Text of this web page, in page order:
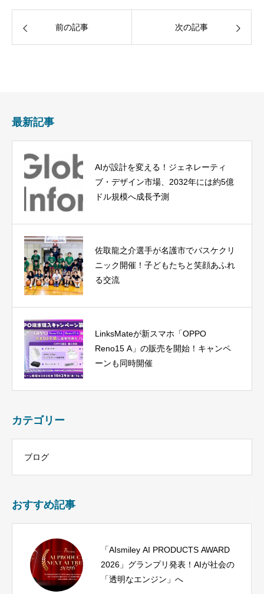
前の記事 次の記事
最新記事
AIが設計を変える！ジェネレーティ
ブ・デザイン市場、2032年には約5億
ドル規模へ成長予測
佐取龍之介選手が名護市でバスケクリ
ニック開催！子どもたちと笑顔あふれ
る交流
LinksMateが新スマホ「OPPO
Reno15 A」の販売を開始！キャンペ
ーンも同時開催
カテゴリー
ブログ
おすすめ記事
「AIsmiley AI PRODUCTS AWARD
2026」グランプリ発表！AIが社会の
「透明なエンジン」へ